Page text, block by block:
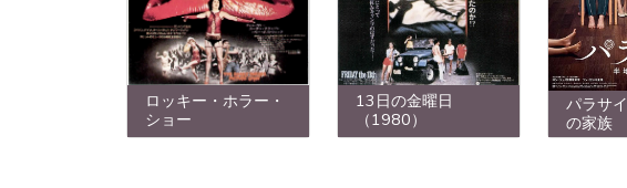
ロッキー・ホラー・
ショー
13日の金曜日
（1980）
パラサ
の家族